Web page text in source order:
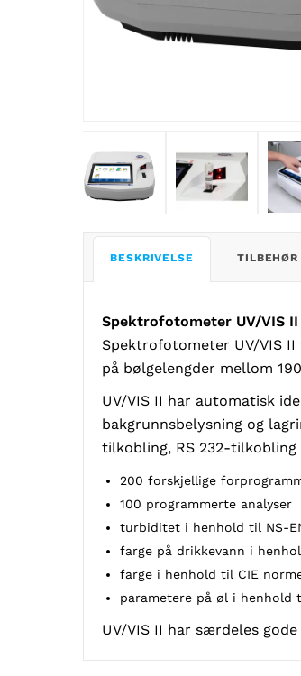
BESKRIVELSE TILBEHØR
Spektrofotometer UV/VIS II
Spektrofotometer UV/VIS
på bølgelengder mellom
UV/VIS II har automatisk
bakgrunnsbelysning og
tilkobling, RS 232-
200 forskjellige
100 programmerte analyser
turbiditet i henhold til NS-EN
farge på drikkevann i
farge i henhold til CIE
parametere på øl i henhold
UV/VIS II har særdeles